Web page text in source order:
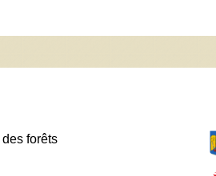
forêts